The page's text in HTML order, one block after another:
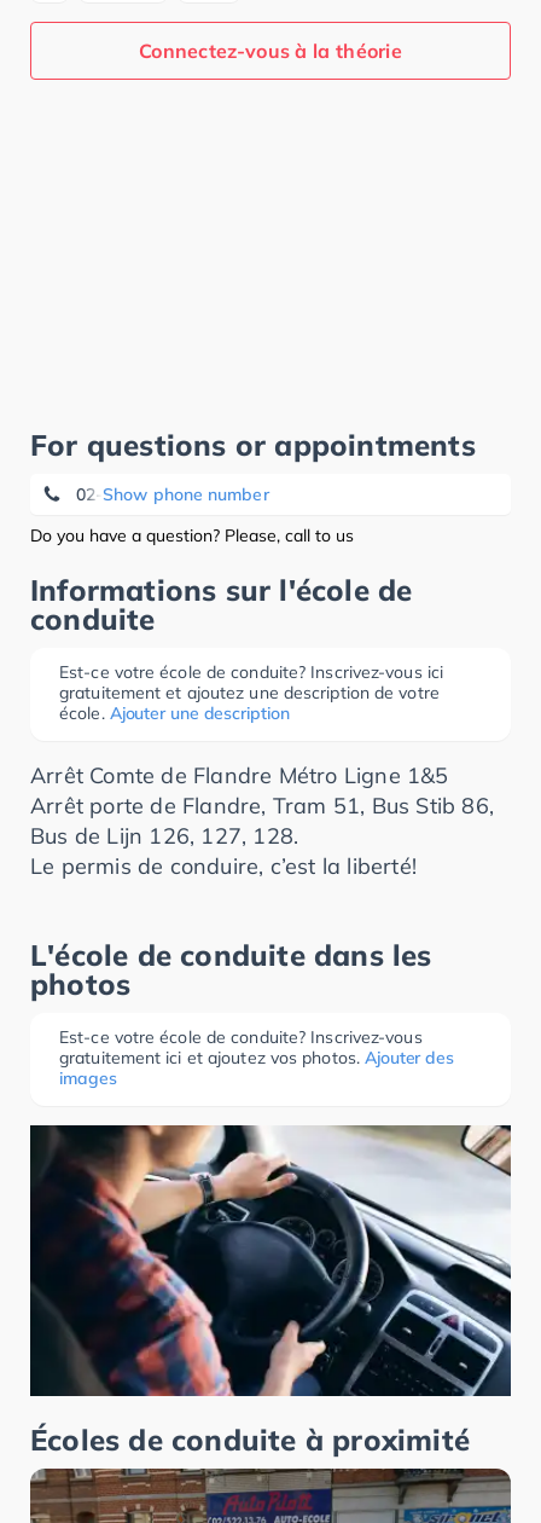
Connectez-vous à la théorie
For questions or appointments
Show phone number
02- 380 50 28
Do you have a question? Please, call to us
Informations sur l'école de
conduite
Est-ce votre école de conduite? Inscrivez-vous ici
gratuitement et ajoutez une description de votre
école. Ajouter une description
Arrêt Comte de Flandre Métro Ligne 1&5
Arrêt porte de Flandre, Tram 51, Bus Stib 86,
Bus de Lijn 126, 127, 128.
Le permis de conduire, c’est la liberté!
L'école de conduite dans les
photos
Est-ce votre école de conduite? Inscrivez-vous
gratuitement ici et ajoutez vos photos. Ajouter des
images
Écoles de conduite à proximité